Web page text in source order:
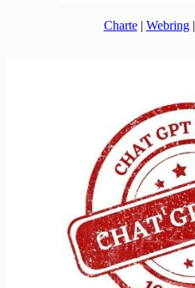
Charte| Webring|